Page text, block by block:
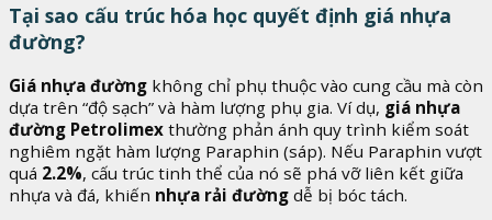
Tại sao cấu trúc hóa học quyết định giá nhựa
đường?
Giá nhựa đường không chỉ phụ thuộc vào cung cầu mà còn
dựa trên “độ sạch” và hàm lượng phụ gia. Ví dụ, giá nhựa
đường Petrolimex thường phản ánh quy trình kiểm soát
nghiêm ngặt hàm lượng Paraphin (sáp). Nếu Paraphin vượt
quá 2.2%, cấu trúc tinh thể của nó sẽ phá vỡ liên kết giữa
nhựa và đá, khiến nhựa rải đường dễ bị bóc tách.